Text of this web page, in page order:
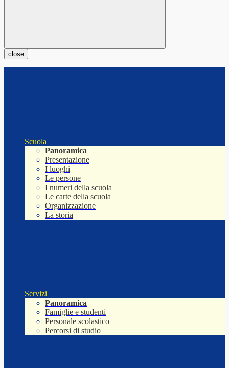
close
Scuola
Panoramica
Presentazione
I luoghi
Le persone
I numeri della scuola
Le carte della scuola
Organizzazione
La storia
Servizi
Panoramica
Famiglie e studenti
Personale scolastico
Percorsi di studio